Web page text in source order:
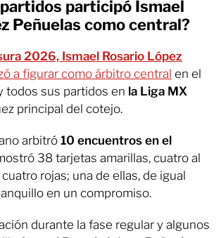
participó Ismael
Peñuelas como central?
2026, Ismael Rosario López
a figurar como árbitro central en el
todos sus partidos en la Liga MX
principal del cotejo.
arbitró 10 encuentros en el
38 tarjetas amarillas, cuatro al
rojas; una de ellas, de igual
en un compromiso.
durante la fase regular y algunos